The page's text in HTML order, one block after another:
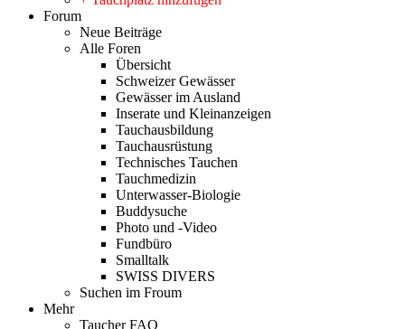
Forum
Neue Beiträge
Alle Foren
Übersicht
Schweizer Gewässer
Gewässer im Ausland
Inserate und Kleinanzeigen
Tauchausbildung
Tauchausrüstung
Technisches Tauchen
Tauchmedizin
Unterwasser-Biologie
Buddysuche
Photo und -Video
Fundbüro
Smalltalk
SWISS DIVERS
Suchen im Froum
Mehr
Taucher FAQ